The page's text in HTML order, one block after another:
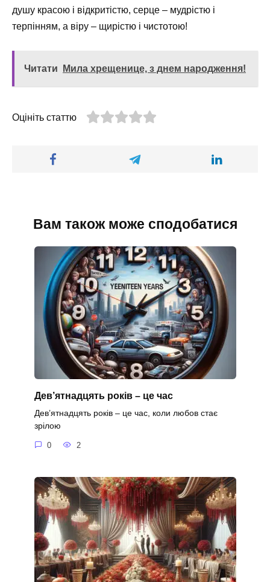
душу красою і відкритістю, серце – мудрістю і
терпінням, а віру – щирістю і чистотою!
Читати Мила хрещенице, з днем народження!
Оцініть статтю
Вам також може сподобатися
Дев’ятнадцять років – це час
Дев’ятнадцять років – це час, коли любов стає
зрілою
0 2